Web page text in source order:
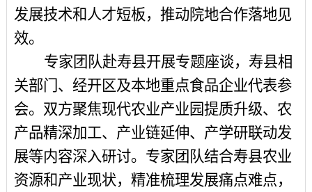
发展技术和人才短板，推动院地合作落地见
效。
专家团队赴寿县开展专题座谈，寿县相
关部门、经开区及本地重点食品企业代表参
会。双方聚焦现代农业产业园提质升级、农
产品精深加工、产业链延伸、产学研联动发
展等内容深入研讨。专家团队结合寿县农业
资源和产业现状，精准梳理发展痛点难点，